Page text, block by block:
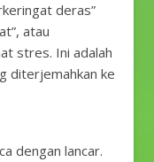
deras”
atau
stres. Ini adalah
diterjemahkan ke
dengan lancar.